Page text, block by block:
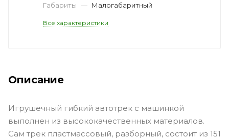
Габариты — Малогабаритный
Все характеристики
Описание
Игрушечный гибкий автотрек с машинкой
выполнен из высококачественных материалов.
Сам трек пластмассовый, разборный, состоит из 151